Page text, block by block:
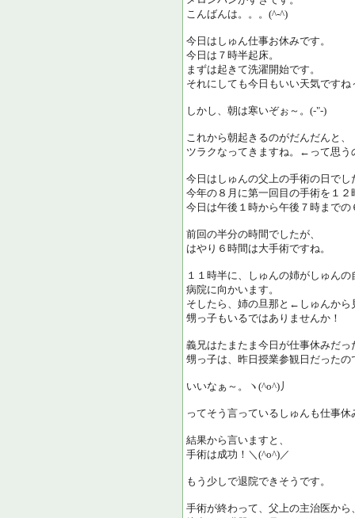
こんばんは。。。(^-^)
今日はしゅん仕事お休みです。
今日は７時半起床。
まずは起きて洗濯開始です。
それにしても今日もいい天気ですね
しかし、朝は寒いぞぉ～。(-"-)
これから朝起きるのがだんだんと、
ツラクなってきますね。←って思う
今日はしゅんの父上の手術の日でし
今年の８月に第一回目の手術を１
今日は午後１時から午後７時までの
前回の半分の時間でしたが、
はやり６時間は大手術ですね。
１１時半に、しゅんの姉がしゅん
病院に向かいます。
そしたら、姉の旦那と←しゅんから
甥っ子もいるではありませんか！
義兄はたまたま今日が仕事休みだっ
甥っ子は、昨日授業参観日だった
いいなぁ～。ヽ(^o^)丿
ってそう言っているしゅんも仕事
結果から言いますと、
手術は成功！＼(^o^)／
もう少しで退院できそうです。
手術が終わって、父上の主治医から